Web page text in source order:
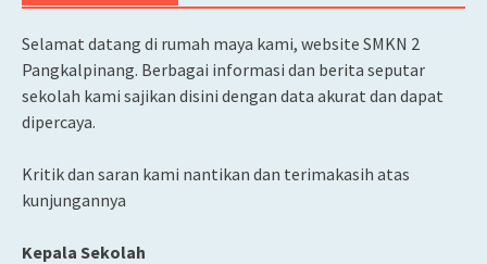
Selamat datang di rumah maya kami, website SMKN 2
Pangkalpinang. Berbagai informasi dan berita seputar
sekolah kami sajikan disini dengan data akurat dan dapat
dipercaya.
Kritik dan saran kami nantikan dan terimakasih atas
kunjungannya
Kepala Sekolah